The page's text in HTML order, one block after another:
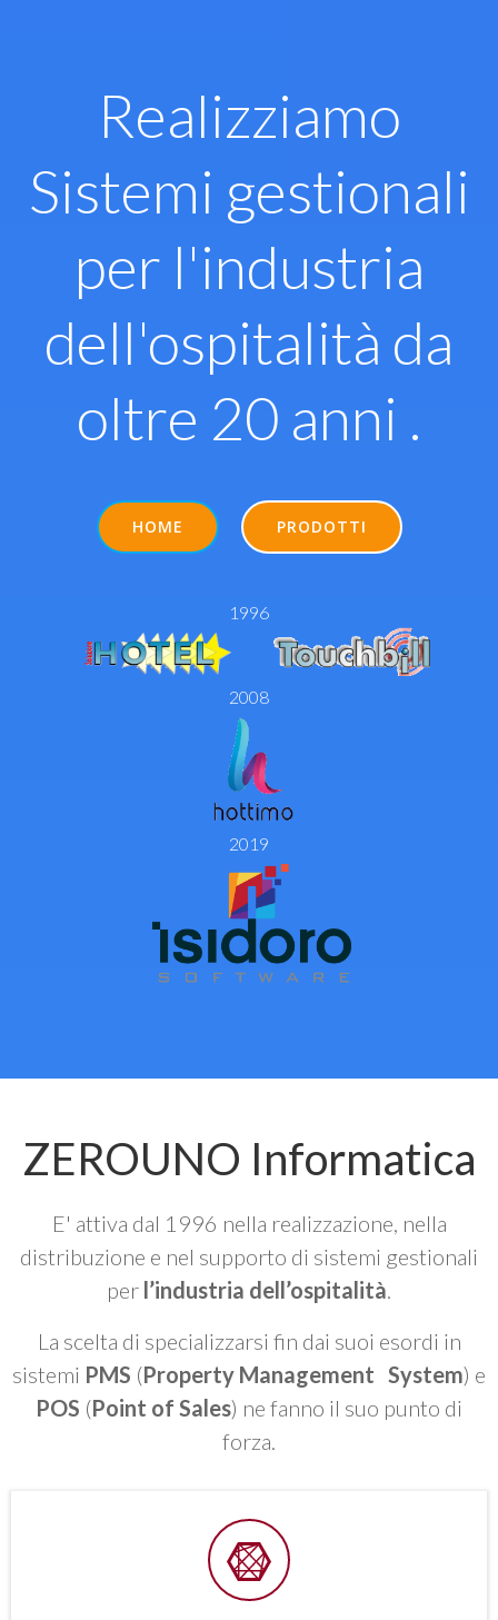
Realizziamo
Sistemi gestionali
per l'industria
dell'ospitalità da
oltre 20 anni .
HOME PRODOTTI
1996
2008
2019
ZEROUNO Informatica
E' attiva dal 1996 nella realizzazione, nella
distribuzione e nel supporto di sistemi gestionali
per l’industria dell’ospitalità
La scelta di specializzarsi fin dai suoi esordi in
sistemi PMS (Property Management System) e
POS (Point of Sales) ne fanno il suo punto di
forza.